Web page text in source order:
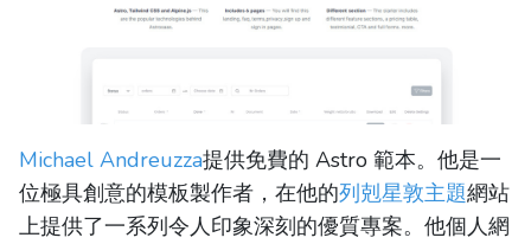
Michael Andreuzza提供免費的 Astro 範本。他是一
位極具創意的模板製作者，在他的列剋星敦主題網站
上提供了一系列令人印象深刻的優質專案。他個人網